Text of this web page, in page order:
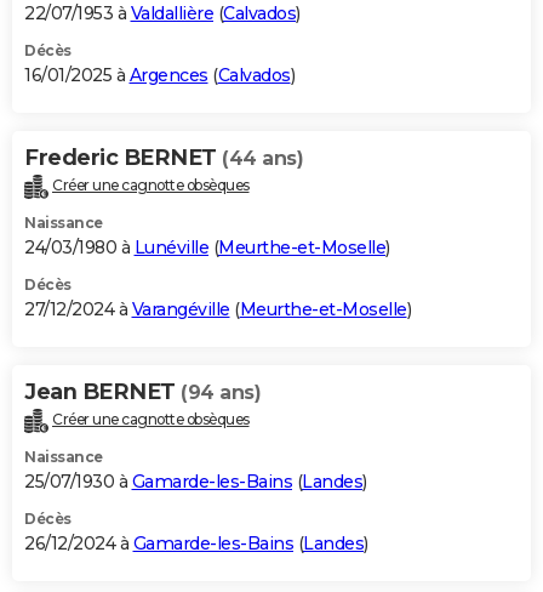
22/07/1953 à Valdallière (Calvados)
Décès
16/01/2025 à Argences (Calvados)
Frederic BERNET (44 ans)
Créer une cagnotte obsèques
Naissance
24/03/1980 à Lunéville (Meurthe-et-Moselle)
Décès
27/12/2024 à Varangéville (Meurthe-et-Moselle)
Jean BERNET (94 ans)
Créer une cagnotte obsèques
Naissance
25/07/1930 à Gamarde-les-Bains (Landes)
Décès
26/12/2024 à Gamarde-les-Bains (Landes)